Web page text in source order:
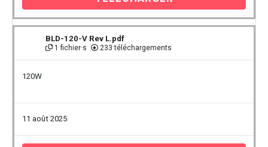
BLD-120-V Rev L.pdf
1 fichier·s 233 téléchargements
120W
11 août 2025